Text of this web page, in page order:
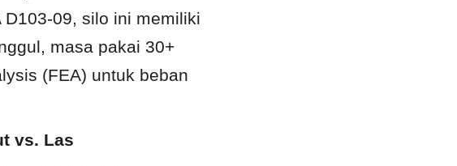
D103-09, silo ini memiliki
masa pakai 30+
(FEA) untuk beban
vs. Las